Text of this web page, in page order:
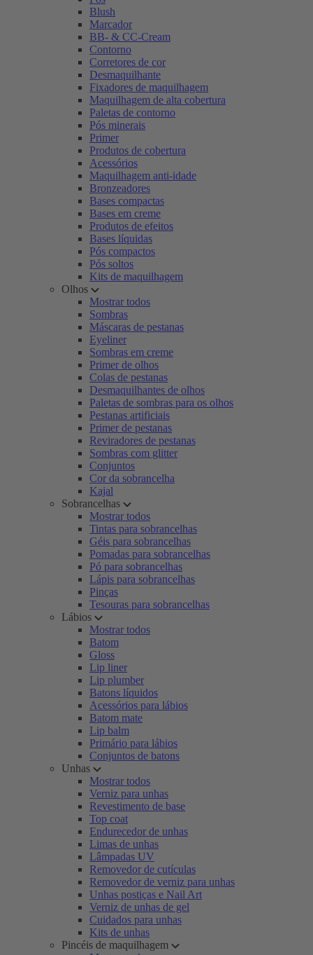
Blush
Marcador
BB- & CC-Cream
Contorno
Corretores de cor
Desmaquilhante
Fixadores de maquilhagem
Maquilhagem de alta cobertura
Paletas de contorno
Pós minerais
Primer
Produtos de cobertura
Acessórios
Maquilhagem anti-idade
Bronzeadores
Bases compactas
Bases em creme
Produtos de efeitos
Bases líquidas
Pós compactos
Pós soltos
Kits de maquilhagem
Olhos
Mostrar todos
Sombras
Máscaras de pestanas
Eyeliner
Sombras em creme
Primer de olhos
Colas de pestanas
Desmaquilhantes de olhos
Paletas de sombras para os olhos
Pestanas artificiais
Primer de pestanas
Reviradores de pestanas
Sombras com glitter
Conjuntos
Cor da sobrancelha
Kajal
Sobrancelhas
Mostrar todos
Tintas para sobrancelhas
Géis para sobrancelhas
Pomadas para sobrancelhas
Pó para sobrancelhas
Lápis para sobrancelhas
Pinças
Tesouras para sobrancelhas
Lábios
Mostrar todos
Batom
Gloss
Lip liner
Lip plumber
Batons líquidos
Acessórios para lábios
Batom mate
Lip balm
Primário para lábios
Conjuntos de batons
Unhas
Mostrar todos
Verniz para unhas
Revestimento de base
Top coat
Endurecedor de unhas
Limas de unhas
Lâmpadas UV
Removedor de cutículas
Removedor de verniz para unhas
Unhas postiças e Nail Art
Verniz de unhas de gel
Cuidados para unhas
Kits de unhas
Pincéis de maquilhagem